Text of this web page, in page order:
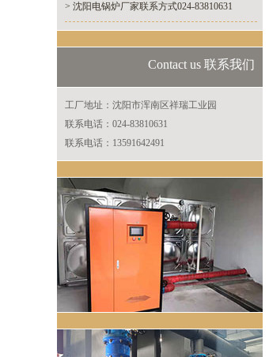
> 沈阳电锅炉厂家联系方式024-83810631
Contact us 联系我们
工厂地址：沈阳市浑南区祥瑞工业园
联系电话：024-83810631
联系电话：13591642491